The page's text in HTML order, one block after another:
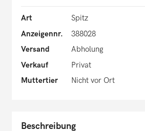
Art
Spitz
Anzeigennr.
388028
Versand
Abholung
Verkauf
Privat
Muttertier
Nicht vor Ort
Beschreibung